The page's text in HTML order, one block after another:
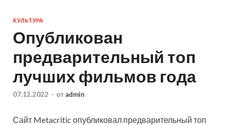
КУЛЬТУРА
Опубликован
предварительный топ
лучших фильмов года
07.12.2022 - от admin
Сайт Metacritic опубликовал предварительный топ